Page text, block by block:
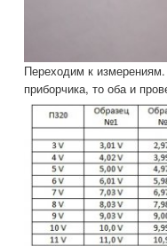
Переходим к
приборчика, то оба и